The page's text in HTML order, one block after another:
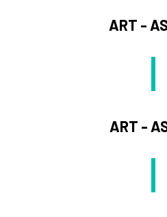
ART -
ART -